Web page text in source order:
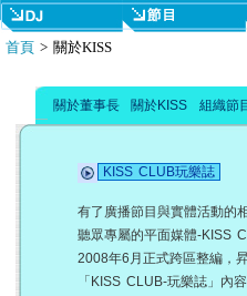
首頁 > 關於KISS
關於董事長 關於KISS 組織節
KISS CLUB玩樂誌
有了廣播節目與實體活動的
聽眾專屬的平面媒體-KISS
2008年6月正式跨區整編，
「KISS CLUB-玩樂誌」內